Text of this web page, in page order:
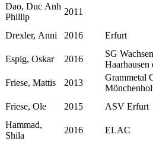
Dao, Duc Anh
Phillip
2011
Drexler, Anni 2016 Erfurt
Espig, Oskar 2016
SG
Haarhausen
Friese, Mattis 2013
Grammetal
Friese, Ole 2015 ASV Erfurt
Hammad,
Shila
2016 ELAC